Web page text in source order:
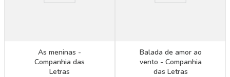
As meninas -
Companhia das
Letras
Balada de amor ao
vento - Companhia
das Letras